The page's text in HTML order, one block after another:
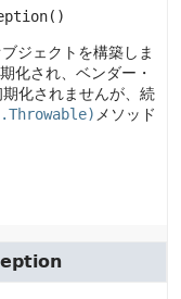
()
ブジェクトを構築しま
化され、ベンダー・
期化されませんが、続
メソッド